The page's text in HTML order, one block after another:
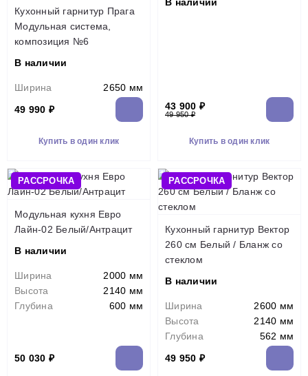
Кухонный гарнитур Прага
Модульная система,
композиция №6
В наличии
Ширина
2650 мм
49 990 ₽
Купить в один клик
43 900 ₽
49 950 ₽
Купить в один клик
РАССРОЧКА
Модульная кухня Евро
Лайн-02 Белый/Антрацит
В наличии
Ширина
2000 мм
Высота
2140 мм
Глубина
600 мм
50 030 ₽
РАССРОЧКА
Кухонный гарнитур Вектор
260 см Белый / Бланж со
стеклом
В наличии
Ширина
2600 мм
Высота
2140 мм
Глубина
562 мм
49 950 ₽